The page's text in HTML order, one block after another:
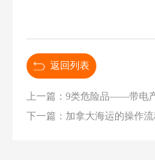
返回列表
上一篇：9类危险品——带电
下一篇：加拿大海运的操作